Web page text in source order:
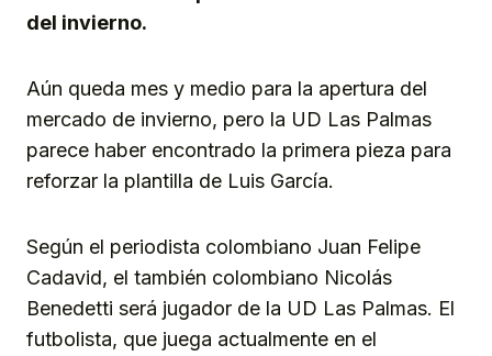
del invierno.
Aún queda mes y medio para la apertura del
mercado de invierno, pero la UD Las Palmas
parece haber encontrado la primera pieza para
reforzar la plantilla de Luis García.
Según el periodista colombiano Juan Felipe
Cadavid, el también colombiano Nicolás
Benedetti será jugador de la UD Las Palmas. El
futbolista, que juega actualmente en el